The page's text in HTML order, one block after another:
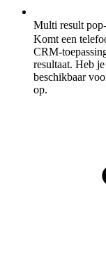
Multi result
Komt een
CRM-
resultaat. Heb
beschikbaar
op.